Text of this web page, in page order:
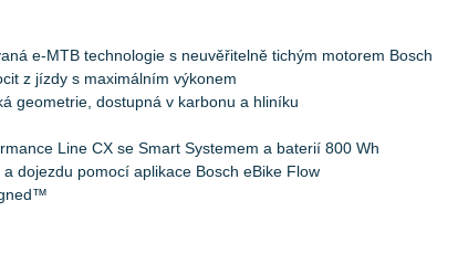
e-MTB technologie s neuvěřitelně tichým motorem Bosch
z jízdy s maximálním výkonem
geometrie, dostupná v karbonu a hliníku
Line CX se Smart Systemem a baterií 800 Wh
dojezdu pomocí aplikace Bosch eBike Flow